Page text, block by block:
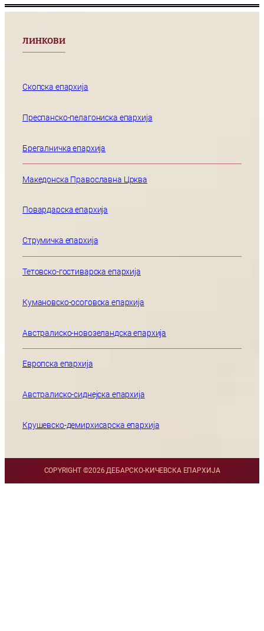
ЛИНКОВИ
Скопска епархија
Преспанско-пелагониска епархија
Брегалничка епархија
Македонска Православна Црква
Повардарска епархија
Струмичка епархија
Тетовско-гостиварска епархија
Кумановско-осоговска епархија
Австралиско-новозеландска епархија
Европска епархија
Австралиско-сиднејска епархија
Крушевско-демирхисарска епархија
COPYRIGHT ©2026 ДЕБАРСКО-КИЧЕВСКА ЕПАРХИЈА